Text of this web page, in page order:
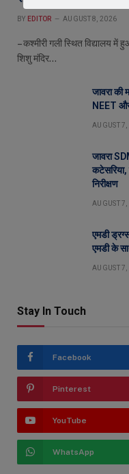
BY EDITOR AUGUST 8, 2026
– कश्मीरी गली स्थित विद्यालय
शिशु मंदिर…
जावरा की
NEET
AUGUST
जावरा
कटेसरिया,
निरीक्षण
AUGUST
एमडी
एमडी के
AUGUST
Stay In Touch
Facebook
Pinterest
YouTube
WhatsApp